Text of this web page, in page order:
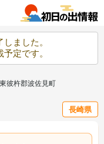
ました。
定です。
東彼杵郡波佐見町
長崎県